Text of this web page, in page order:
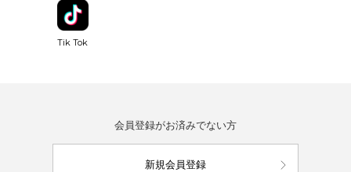
Tik Tok
会員登録がお済みでない方
新規会員登録